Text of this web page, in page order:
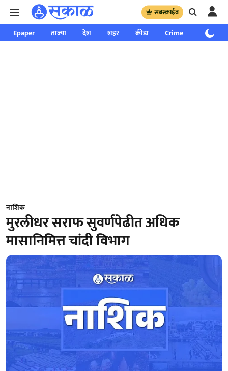
सबस्क्राईब
Epaper ताज्या देश शहर क्रीडा Crime साप्ताहिक
नाशिक
मुरलीधर सराफ सुवर्णपेढीत अधिक
मासानिमित्त चांदी विभाग